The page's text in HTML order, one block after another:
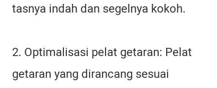
tasnya indah dan segelnya kokoh.
2. Optimalisasi pelat getaran: Pelat
getaran yang dirancang sesuai